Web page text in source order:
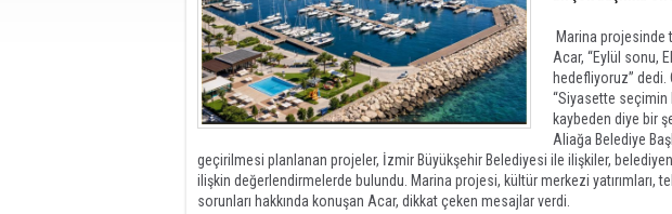
Marina projesinde
Acar, “Eylül sonu,
hedefliyoruz” dedi.
“Siyasette seçimin
kaybeden diye bir
Aliağa Belediye
geçirilmesi planlanan projeler, İzmir Büyükşehir Belediyesi ile ilişkiler,
ilişkin değerlendirmelerde bulundu. Marina projesi, kültür merkezi yatırımları,
sorunları hakkında konuşan Acar, dikkat çeken mesajlar verdi.